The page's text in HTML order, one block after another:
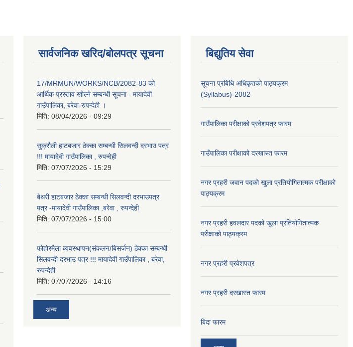
सार्वजनिक खरिद/बोलपत्र सूचना
17/MRMUN/WORKS/NCB/2082-83 को
आर्थिक प्रस्ताव खोल्ने सम्बन्धी सूचना - मायादेवी
गाउँपालिका, बरेवा-रुपन्देही ।
मिति: 08/04/2026 - 09:29
सुक्रौली हाटबजार ठेक्का सम्बन्धी सिलवन्दी दरभाउ पत्र
!!! मायादेवी गाउँपालिका , रुपन्देही
मिति: 07/07/2026 - 15:29
बेथरी हाटबजार ठेक्का सम्बन्धी सिलवन्दी दरभाउपत्र
पत्र -मायादेवी गाउँपालिका ,बरेवा , रुपन्देही
मिति: 07/07/2026 - 15:00
फोहोरमैला व्यवस्थापन(संकलन/बिसर्जन) ठेक्का सम्बन्धी
सिलवन्दी दरभाउ पत्र !!! मायादेवी गाउँपालिका , बरेवा,
रुपन्देही
मिति: 07/07/2026 - 14:16
अन्य
बिद्युतिय सेवा
सूचना प्रबिधि अधिकृतको पाठ्यक्रम
(Syllabus)-2082
गाउँपालिका परीक्षाको प्रवेशपत्र फारम
गाउँपालिका परीक्षाको दरखास्त फारम
नगर प्रहरी जवान पदको खुला प्रतियोगितात्मक परीक्षाको
पाठ्यक्रम
नगर प्रहरी हवलदार पदको खुला प्रतियोगितात्मक
परीक्षाको पाठ्यक्रम
नगर प्रहरी प्रवेशपत्र
नगर प्रहरी दरखास्त फारम
बिदा फारम